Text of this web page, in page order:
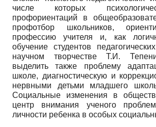
числе которых
профориентаций в
профотбор школьников,
профессию учителя и, как
обучение студентов
научном творчестве Т.И.
выделить также проблему
школе, диагностическую и
нервными детьми младшего
Социальные изменения в
центр внимания ученого
личности ребенка в особых